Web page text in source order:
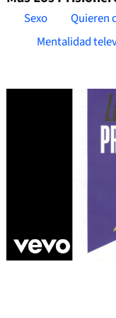
Sexo Quieren
Mentalidad